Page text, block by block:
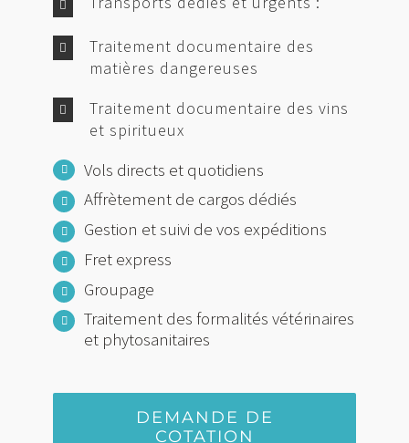
Traitement documentaire des
matières dangereuses
Traitement documentaire des vins
et spiritueux
Vols directs et quotidiens
Affrètement de cargos dédiés
Gestion et suivi de vos expéditions
Fret express
Groupage
Traitement des formalités vétérinaires
et phytosanitaires
DEMANDE DE
COTATION